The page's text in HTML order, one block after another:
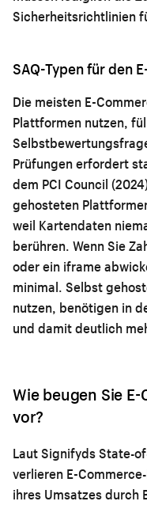
Sicherheitsrichtlinien
SAQ-Typen für den
Die meisten E-
Plattformen nutzen,
Prüfungen erfordert
dem PCI Council
gehosteten
weil Kartendaten
berühren. Wenn Sie
oder ein iframe
minimal. Selbst
nutzen, benötigen in
und damit deutlich
Wie beugen Sie
vor?
Laut Signifyds State-
verlieren E-
ihres Umsatzes durch